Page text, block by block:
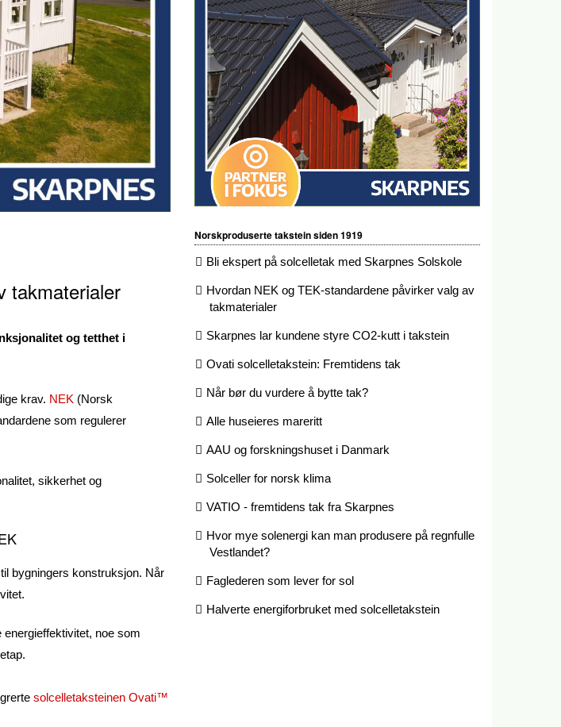
takmaterialer
og tetthet i
krav. NEK (Norsk
som regulerer
sikkerhet og
bygningers konstruksjon. Når
noe som
solcelletaksteinen Ovati™
Norskproduserte takstein siden 1919
Bli ekspert på solcelletak med Skarpnes Solskole
Hvordan NEK og TEK-standardene påvirker valg av
takmaterialer
Skarpnes lar kundene styre CO2-kutt i takstein
Ovati solcelletakstein: Fremtidens tak
Når bør du vurdere å bytte tak?
Alle huseieres mareritt
AAU og forskningshuset i Danmark
Solceller for norsk klima
VATIO - fremtidens tak fra Skarpnes
Hvor mye solenergi kan man produsere på regnfulle
Vestlandet?
Faglederen som lever for sol
Halverte energiforbruket med solcelletakstein